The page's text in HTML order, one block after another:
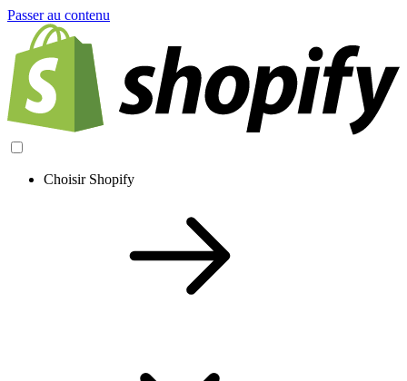
Passer au contenu
Choisir Shopify